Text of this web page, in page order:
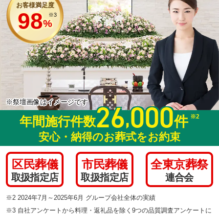
お客様満足度
98%
※3
※祭壇画像はイメージです
年間施行件数26,000件 ※2
安心・納得のお葬式をお約束
区民葬儀
取扱指定店
市民葬儀
取扱指定店
全東京葬祭
連合会
※2 2024年7月～2025年6月 グループ会社全体の実績
※3 自社アンケートから料理・返礼品を除く9つの品質調査アンケートに